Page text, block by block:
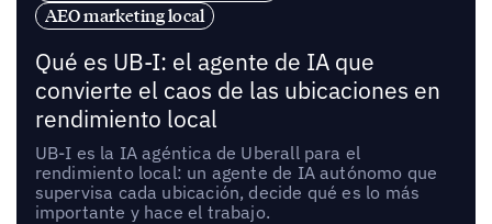
AEO marketing local
Qué es UB-I: el agente de IA que
convierte el caos de las ubicaciones en
rendimiento local
UB-I es la IA agéntica de Uberall para el
rendimiento local: un agente de IA autónomo que
supervisa cada ubicación, decide qué es lo más
importante y hace el trabajo.